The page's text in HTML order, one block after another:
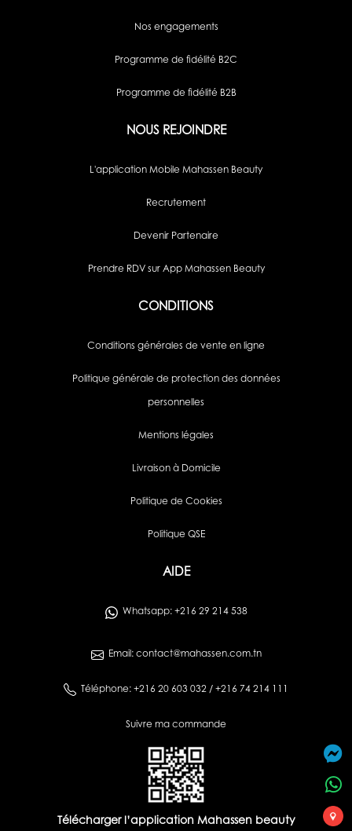
Nos engagements
Programme de fidélité B2C
Programme de fidélité B2B
NOUS REJOINDRE
L'application Mobile Mahassen Beauty
Recrutement
Devenir Partenaire
Prendre RDV sur App Mahassen Beauty
CONDITIONS
Conditions générales de vente en ligne
Politique générale de protection des données
personnelles
Mentions légales
Livraison à Domicile
Politique de Cookies
Politique QSE
AIDE
Whatsapp: +216 29 214 538
Email: contact@mahassen.com.tn
Téléphone: +216 20 603 032 / +216 74 214 111
Suivre ma commande
Télécharger l’application Mahassen beauty